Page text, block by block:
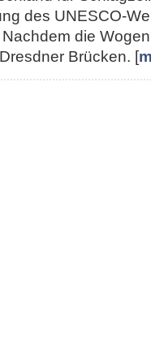
des UNESCO-
die
Brücken. [